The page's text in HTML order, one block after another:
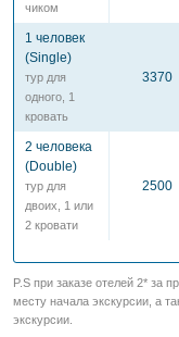
чиком
1 человек
(Single)
тур для
одного, 1
кровать
3370
2 человека
(Double)
тур для
двоих, 1 или
2 кровати
2500
P.S при заказе отелей 2* за
месту начала экскурсии, а
экскурсии.